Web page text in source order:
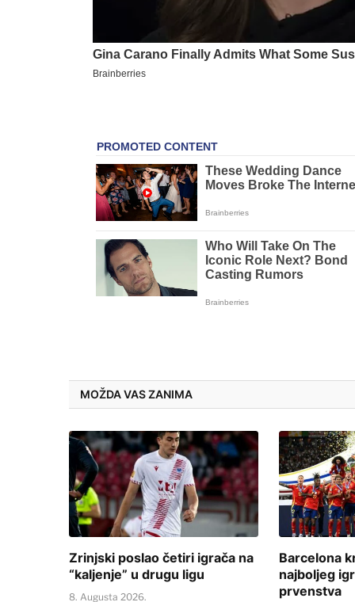
MOŽDA VAS ZANIMA
Zrinjski poslao četiri igrača na
“kaljenje” u drugu ligu
8. Augusta 2026.
Barcelona
najboljeg
prvenstva